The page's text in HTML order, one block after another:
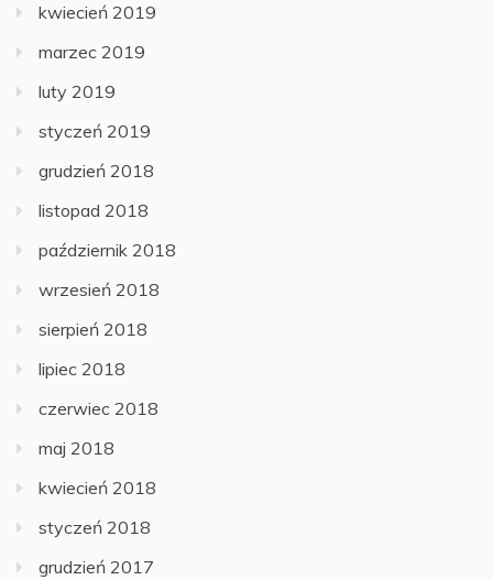
kwiecień 2019
marzec 2019
luty 2019
styczeń 2019
grudzień 2018
listopad 2018
październik 2018
wrzesień 2018
sierpień 2018
lipiec 2018
czerwiec 2018
maj 2018
kwiecień 2018
styczeń 2018
grudzień 2017